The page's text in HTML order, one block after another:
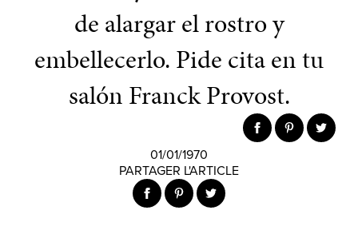
de alargar el rostro y
embellecerlo. Pide cita en tu
salón Franck Provost.
01/01/1970
PARTAGER L'ARTICLE